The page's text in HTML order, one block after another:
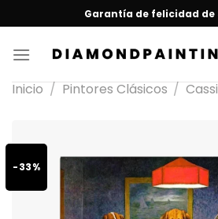
Garantía de felicidad de
Inicio / Pintores Clásicos /
-33%